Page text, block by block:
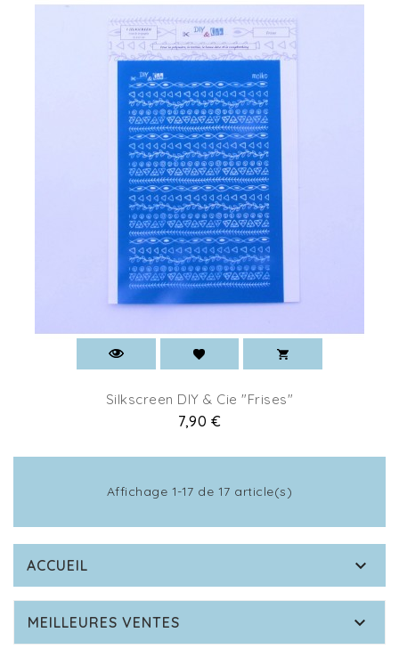
Silkscreen DIY & Cie "Frises"
Prix
7,90 €
Affichage 1-17 de 17 article(s)
ACCUEIL 
MEILLEURES VENTES 